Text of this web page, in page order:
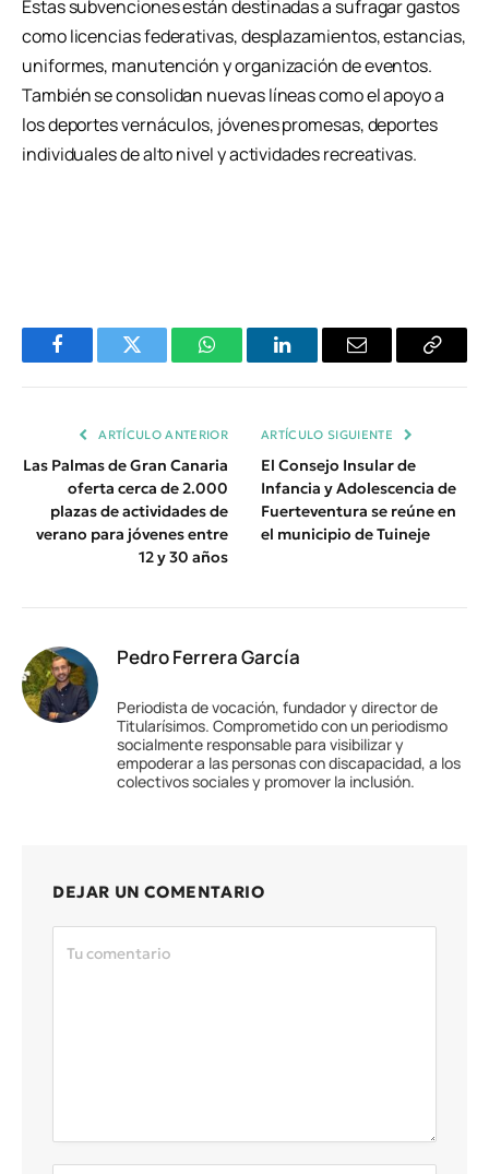
Estas subvenciones están destinadas a sufragar gastos
como licencias federativas, desplazamientos, estancias,
uniformes, manutención y organización de eventos.
También se consolidan nuevas líneas como el apoyo a
los deportes vernáculos, jóvenes promesas, deportes
individuales de alto nivel y actividades recreativas.
FacebookTwitter WhatsAppLinkedInEmail
Copiar
ARTÍCULO ANTERIOR
Las Palmas de Gran Canaria
oferta cerca de 2.000
plazas de actividades de
verano para jóvenes entre
12 y 30 años
ARTÍCULO SIGUIENTE
El Consejo Insular de
Infancia y Adolescencia de
Fuerteventura se reúne en
el municipio de Tuineje
Pedro Ferrera García
Periodista de vocación, fundador y director de
Titularísimos. Comprometido con un periodismo
socialmente responsable para visibilizar y
empoderar a las personas con discapacidad, a los
colectivos sociales y promover la inclusión.
DEJAR UN COMENTARIO